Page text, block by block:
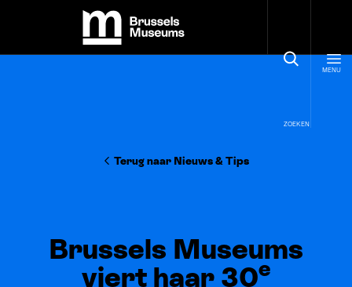
Brussels Museums
ZOEKEN
MENU
Terug naar Nieuws& Tips
Brussels Museums
viert haar 30e
Cookies beheer paneel